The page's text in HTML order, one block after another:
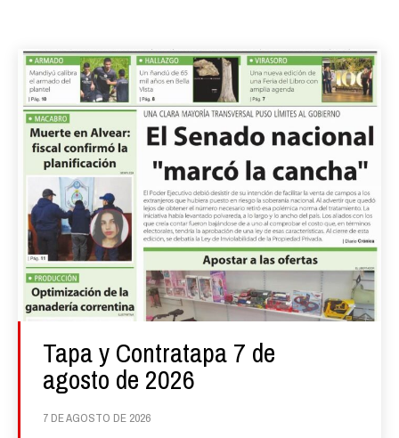
Tapa y Contratapa 7 de
agosto de 2026
7 DE AGOSTO DE 2026